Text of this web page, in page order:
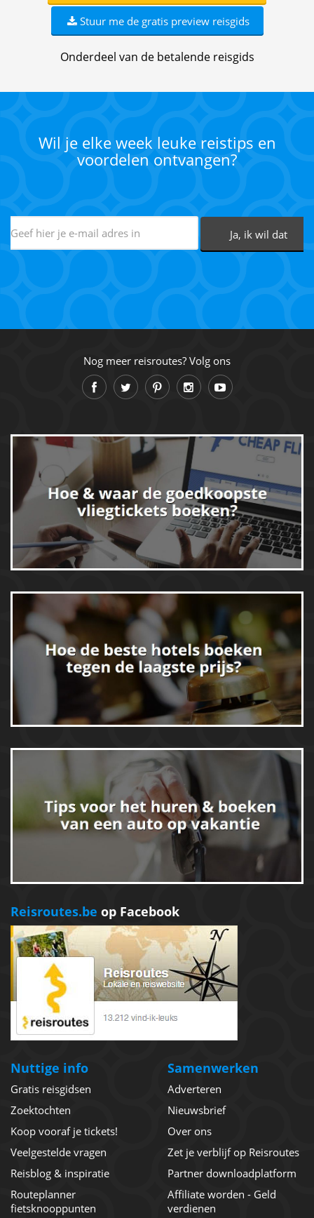
Stuur me de gratis preview reisgids
Onderdeel van de betalende reisgids
Wil je elke week leuke reistips en
voordelen ontvangen?
Nog meer reisroutes? Volg ons
Reisroutes.be op Facebook
Nuttige info
Gratis reisgidsen
Zoektochten
Koop vooraf je tickets!
Veelgestelde vragen
Reisblog & inspiratie
Routeplanner
fietsknooppunten
Samenwerken
Adverteren
Nieuwsbrief
Over ons
Zet je verblijf op Reisroutes
Partner downloadplatform
Affiliate worden - Geld
verdienen